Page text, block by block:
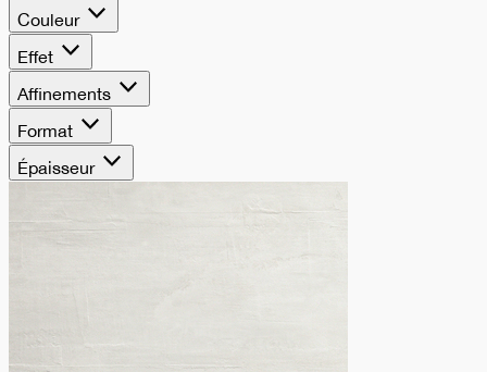
Couleur
Effet
Affinements
Format
Épaisseur